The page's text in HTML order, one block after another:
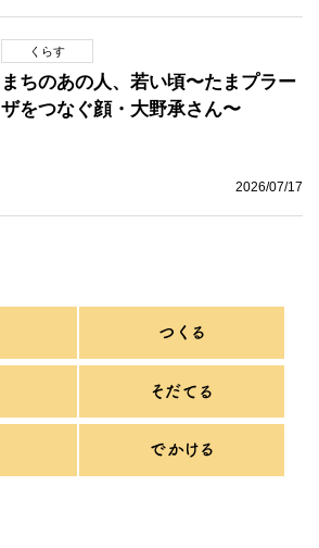
くらす
まちのあの人、若い頃〜たまプラー
ザをつなぐ顔・大野承さん〜
2026/07/17